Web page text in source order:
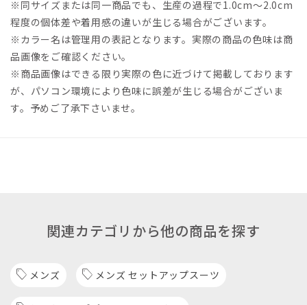
※同サイズまたは同一商品でも、生産の過程で1.0cm～2.0cm
程度の個体差や着用感の違いが生じる場合がございます。
※カラー名は管理用の表記となります。実際の商品の色味は商
品画像をご確認ください。
※商品画像はできる限り実際の色に近づけて掲載しております
が、パソコン環境により色味に誤差が生じる場合がございま
す。予めご了承下さいませ。
関連カテゴリから他の商品を探す
メンズ メンズ セットアップスーツ